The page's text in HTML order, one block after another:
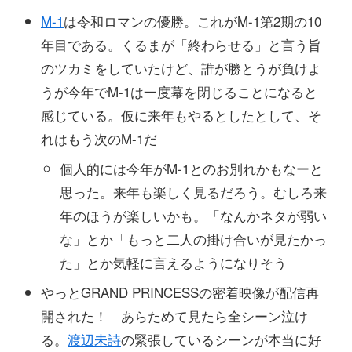
M-1は令和ロマンの優勝。これがM-1第2期の10
年目である。くるまが「終わらせる」と言う旨
のツカミをしていたけど、誰が勝とうが負けよ
うが今年でM-1は一度幕を閉じることになると
感じている。仮に来年もやるとしたとして、そ
れはもう次のM-1だ
個人的には今年がM-1とのお別れかもなーと
思った。来年も楽しく見るだろう。むしろ来
年のほうが楽しいかも。「なんかネタが弱い
な」とか「もっと二人の掛け合いが見たかっ
た」とか気軽に言えるようになりそう
やっとGRAND PRINCESSの密着映像が配信再
開された！ あらためて見たら全シーン泣け
る。 渡辺未詩の緊張しているシーンが本当に好